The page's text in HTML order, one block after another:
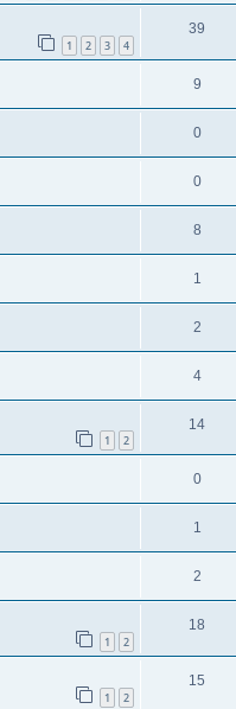
1 2 3 4
39
9
0
0
8
1
2
4
1 2
14
0
1
2
1 2
18
1 2
15